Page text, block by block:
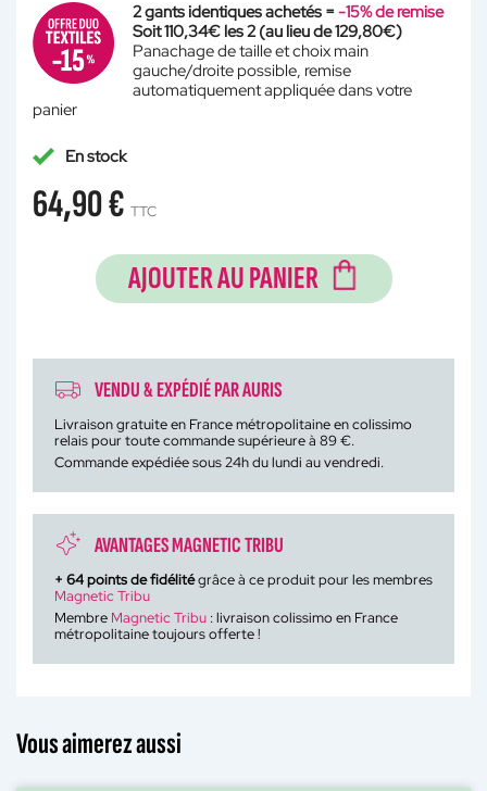
2 gants identiques achetés = -15% de remise
Soit 110,34€ les 2 (au lieu de 129,80€)
Panachage de taille et choix main
gauche/droite possible, remise
automatiquement appliquée dans votre
panier
En stock
64,90 € TTC
AJOUTER AU PANIER
VENDU & EXPÉDIÉ PAR AURIS
Livraison gratuite en France métropolitaine en colissimo
relais pour toute commande supérieure à 89 €.
Commande expédiée sous 24h du lundi au vendredi.
AVANTAGES MAGNETIC TRIBU
+ 64points de fidélitégrâce à ce produit pour les membres
Magnetic Tribu
Membre Magnetic Tribu : livraison colissimo en France
métropolitaine toujours offerte !
Vous aimerez aussi